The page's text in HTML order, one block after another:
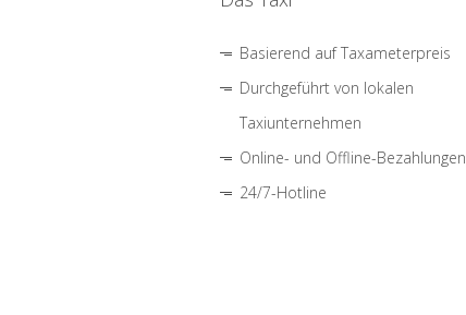
Basierend auf Taxameterpreis
Durchgeführt von lokalen
Taxiunternehmen
Online- und Offline-Bezahlungen
24/7-Hotline